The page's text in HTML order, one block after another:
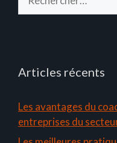
Articles récents
Les avantages du
entreprises du